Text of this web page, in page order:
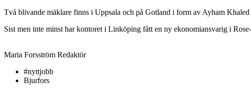
Två blivande mäklare finns i Uppsala och på Gotland i form av Ayham Khaled
Sist men inte minst har kontoret i Linköping fått en ny ekonomiansvarig i
Maria Forsström Redaktör
#nyttjobb
Bjurfors